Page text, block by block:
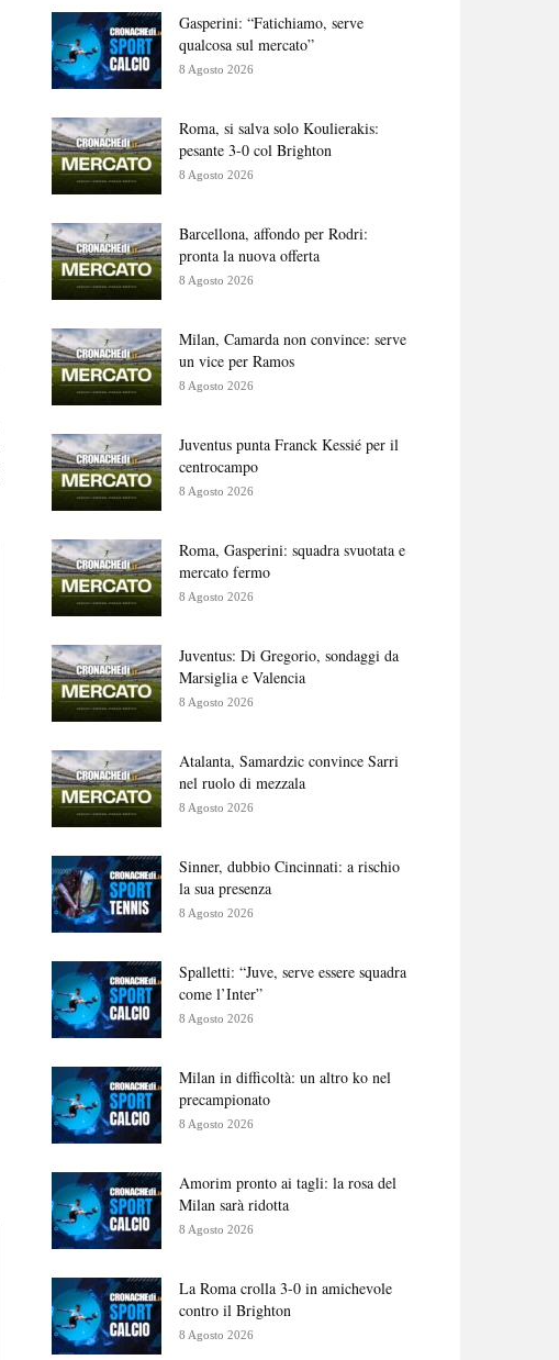
Gasperini: “Fatichiamo, serve
qualcosa sul mercato”
8 Agosto 2026
Roma, si salva solo Koulierakis:
pesante 3-0 col Brighton
8 Agosto 2026
Barcellona, affondo per Rodri:
pronta la nuova offerta
8 Agosto 2026
Milan, Camarda non convince: serve
un vice per Ramos
8 Agosto 2026
Juventus punta Franck Kessié per il
centrocampo
8 Agosto 2026
Roma, Gasperini: squadra svuotata e
mercato fermo
8 Agosto 2026
Juventus: Di Gregorio, sondaggi da
Marsiglia e Valencia
8 Agosto 2026
Atalanta, Samardzic convince Sarri
nel ruolo di mezzala
8 Agosto 2026
Sinner, dubbio Cincinnati: a rischio
la sua presenza
8 Agosto 2026
Spalletti: “Juve, serve essere squadra
come l’Inter”
8 Agosto 2026
Milan in difficoltà: un altro ko nel
precampionato
8 Agosto 2026
Amorim pronto ai tagli: la rosa del
Milan sarà ridotta
8 Agosto 2026
La Roma crolla 3-0 in amichevole
contro il Brighton
8 Agosto 2026